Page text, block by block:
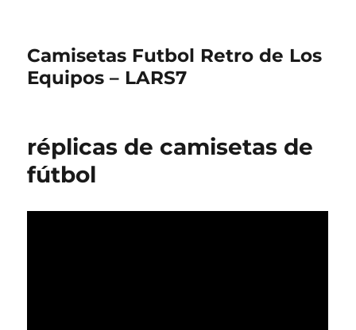
Camisetas Futbol Retro de Los
Equipos – LARS7
réplicas de camisetas de
fútbol